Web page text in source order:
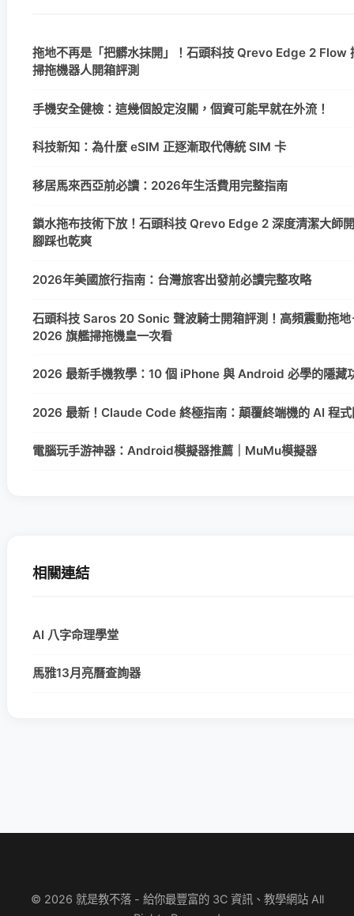
拖地不再是「把髒水抹開」！石頭科技 Qrevo Edge 2 Flow
掃拖機器人開箱評測
手機安全健檢：這幾個設定沒關，個資可能早就在外流！
科技新知：為什麼 eSIM 正逐漸取代傳統 SIM 卡
移居馬來西亞前必讀：2026年生活費用完整指南
鎖水拖布技術下放！石頭科技 Qrevo Edge 2 深度清潔大師
腳踩也乾爽
2026年美國旅行指南：台灣旅客出發前必讀完整攻略
石頭科技 Saros 20 Sonic 聲波騎士開箱評測！高頻震動拖
2026 旗艦掃拖機皇一次看
2026 最新手機教學：10 個 iPhone 與 Android 必學的隱藏
2026 最新！Claude Code 終極指南：顛覆終端機的 AI 程式
電腦玩手游神器：Android模擬器推薦｜MuMu模擬器
相關連結
AI 八字命理學堂
馬雅13月亮曆查詢器
© 2026 就是教不落 - 給你最豐富的 3C 資訊、教學網站 All